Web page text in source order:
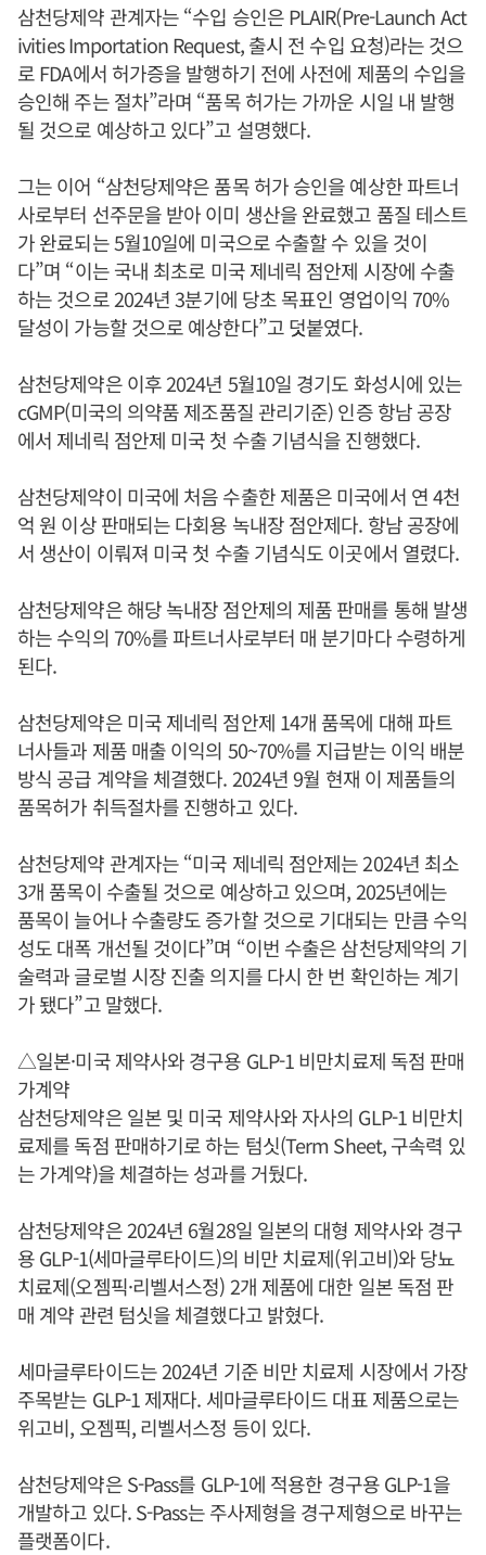
삼천당제약 관계자는 “수입 승인은 PLAIR(Pre-Launch Act
ivities Importation Request, 출시 전 수입 요청)라는 것으
로 FDA에서 허가증을 발행하기 전에 사전에 제품의 수입을
승인해 주는 절차”라며 “품목 허가는 가까운 시일 내 발행
될 것으로 예상하고 있다”고 설명했다.
그는 이어 “삼천당제약은 품목 허가 승인을 예상한 파트너
사로부터 선주문을 받아 이미 생산을 완료했고 품질 테스트
가 완료되는 5월10일에 미국으로 수출할 수 있을 것이
다”며 “이는 국내 최초로 미국 제네릭 점안제 시장에 수출
하는 것으로 2024년 3분기에 당초 목표인 영업이익 70%
달성이 가능할 것으로 예상한다”고 덧붙였다.
삼천당제약은 이후 2024년 5월10일 경기도 화성시에 있는
cGMP(미국의 의약품 제조품질 관리기준) 인증 항남 공장
에서 제네릭 점안제 미국 첫 수출 기념식을 진행했다.
삼천당제약이 미국에 처음 수출한 제품은 미국에서 연 4천
억 원 이상 판매되는 다회용 녹내장 점안제다. 항남 공장에
서 생산이 이뤄져 미국 첫 수출 기념식도 이곳에서 열렸다.
삼천당제약은 해당 녹내장 점안제의 제품 판매를 통해 발생
하는 수익의 70%를 파트너사로부터 매 분기마다 수령하게
된다.
삼천당제약은 미국 제네릭 점안제 14개 품목에 대해 파트
너사들과 제품 매출 이익의 50~70%를 지급받는 이익 배분
방식 공급 계약을 체결했다. 2024년 9월 현재 이 제품들의
품목허가 취득절차를 진행하고 있다.
삼천당제약 관계자는 “미국 제네릭 점안제는 2024년 최소
3개 품목이 수출될 것으로 예상하고 있으며, 2025년에는
품목이 늘어나 수출량도 증가할 것으로 기대되는 만큼 수익
성도 대폭 개선될 것이다”며 “이번 수출은 삼천당제약의 기
술력과 글로벌 시장 진출 의지를 다시 한 번 확인하는 계기
가 됐다”고 말했다.
△일본·미국 제약사와 경구용 GLP-1 비만치료제 독점 판매
가계약
삼천당제약은 일본 및 미국 제약사와 자사의 GLP-1 비만치
료제를 독점 판매하기로 하는 텀싯(Term Sheet, 구속력 있
는 가계약)을 체결하는 성과를 거뒀다.
삼천당제약은 2024년 6월28일 일본의 대형 제약사와 경구
용 GLP-1(세마글루타이드)의 비만 치료제(위고비)와 당뇨
치료제(오젬픽·리벨서스정) 2개 제품에 대한 일본 독점 판
매 계약 관련 텀싯을 체결했다고 밝혔다.
세마글루타이드는 2024년 기준 비만 치료제 시장에서 가장
주목받는 GLP-1 제재다. 세마글루타이드 대표 제품으로는
위고비, 오젬픽, 리벨서스정 등이 있다.
삼천당제약은 S-Pass를 GLP-1에 적용한 경구용 GLP-1을
개발하고 있다. S-Pass는 주사제형을 경구제형으로 바꾸는
플랫폼이다.